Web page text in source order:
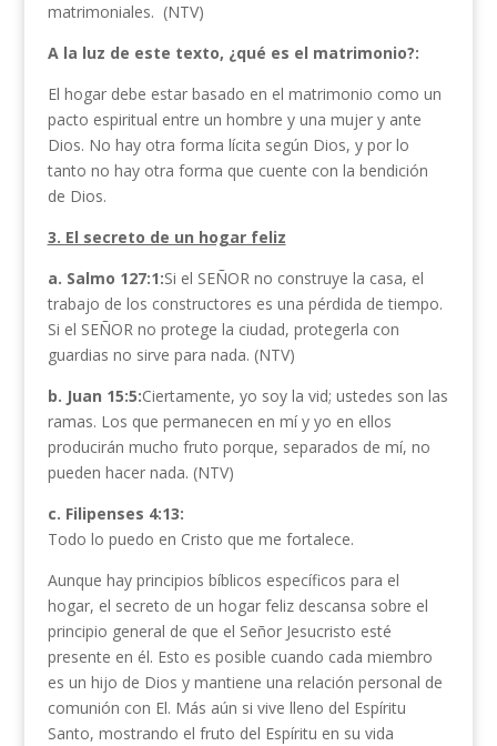
matrimoniales. (NTV)
A la luz de este texto, ¿qué es el matrimonio?:
El hogar debe estar basado en el matrimonio como un
pacto espiritual entre un hombre y una mujer y ante
Dios. No hay otra forma lícita según Dios, y por lo
tanto no hay otra forma que cuente con la bendición
de Dios.
3. El secreto de un hogar feliz
a. Salmo 127:1:Si el SEÑOR no construye la casa, el
trabajo de los constructores es una pérdida de tiempo.
Si el SEÑOR no protege la ciudad, protegerla con
guardias no sirve para nada. (NTV)
b. Juan 15:5:Ciertamente, yo soy la vid; ustedes son las
ramas. Los que permanecen en mí y yo en ellos
producirán mucho fruto porque, separados de mí, no
pueden hacer nada. (NTV)
c. Filipenses 4:13:
Todo lo puedo en Cristo que me fortalece.
Aunque hay principios bíblicos específicos para el
hogar, el secreto de un hogar feliz descansa sobre el
principio general de que el Señor Jesucristo esté
presente en él. Esto es posible cuando cada miembro
es un hijo de Dios y mantiene una relación personal de
comunión con El. Más aún si vive lleno del Espíritu
Santo, mostrando el fruto del Espíritu en su vida